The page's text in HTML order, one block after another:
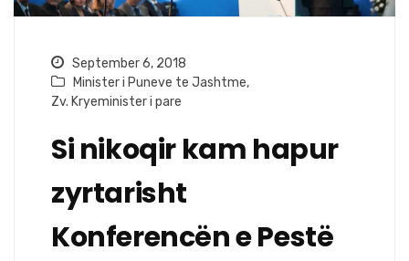
September 6, 2018
Minister i Puneve te Jashtme,
Zv. Kryeminister i pare
Si nikoqir kam hapur
zyrtarisht
Konferencën e Pestë